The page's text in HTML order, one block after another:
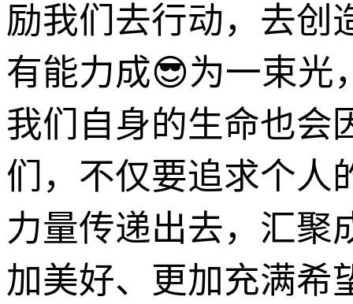
励我们去行动，去创
有能力成😎为一束光
我们自身的生命也会
们，不仅要追求个人
力量传递出去，汇聚
加美好、更加充满希